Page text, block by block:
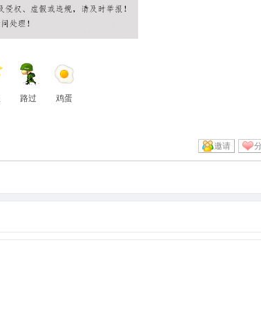
路过 鸡蛋
邀请